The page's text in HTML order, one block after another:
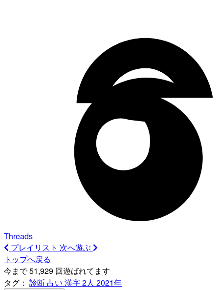
Threads
プレイリスト 次へ遊ぶ
トップへ戻る
今まで 51,929 回遊ばれてます
タグ： 診断 占い 漢字2人 2021年